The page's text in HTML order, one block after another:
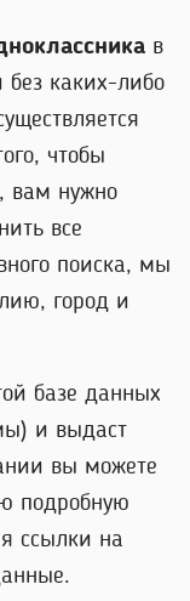
в
без каких-либо
чтобы
вам нужно
все
поиска, мы
город и
базе данных
и выдаст
вы можете
подробную
ссылки на